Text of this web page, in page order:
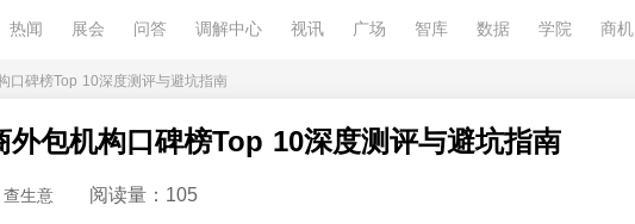
热闻 展会 问答 调解中心 视讯 广场 智库 数据 学院 商机
口碑榜Top 10深度测评与避坑指南
外包机构口碑榜Top 10深度测评与避坑指南
生意
阅读量：105